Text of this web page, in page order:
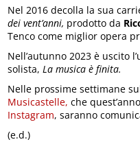
Nel 2016 decolla la sua
dei vent’anni, prodotto da
Tenco come miglior opera
Nell’autunno 2023 è uscito
solista,La musica è finita.
Nelle prossime settimane
Musicastelle, che
Instagram, saranno
(e.d.)